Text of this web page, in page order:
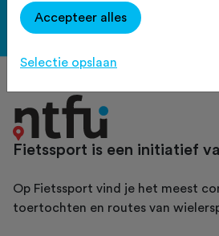
Bekijk de voordelen
Fietssport is een initiatief
Op Fietssport vind je het meest
toertochten en routes van
Accepteer alles
Selectie opslaan